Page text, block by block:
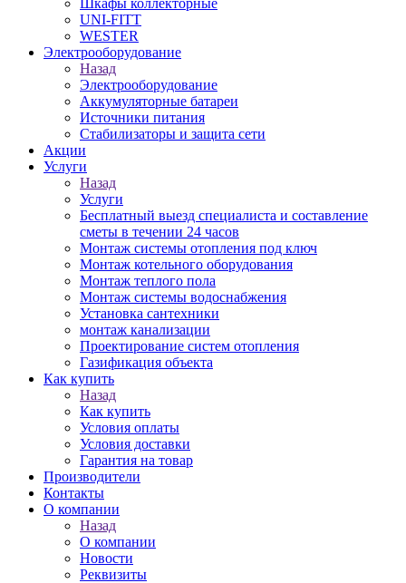
Шкафы коллекторные
UNI-FITT
WESTER
Электрооборудование
Назад
Электрооборудование
Аккумуляторные батареи
Источники питания
Стабилизаторы и защита сети
Акции
Услуги
Назад
Услуги
Бесплатный выезд специалиста и составление
сметы в течении 24 часов
Монтаж системы отопления под ключ
Монтаж котельного оборудования
Монтаж теплого пола
Монтаж системы водоснабжения
Установка сантехники
монтаж канализации
Проектирование систем отопления
Газификация объекта
Как купить
Назад
Как купить
Условия оплаты
Условия доставки
Гарантия на товар
Производители
Контакты
О компании
Назад
О компании
Новости
Реквизиты